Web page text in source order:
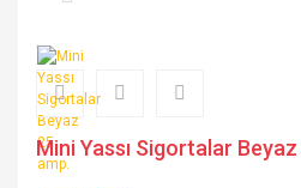
Mini Yassı Sigortalar